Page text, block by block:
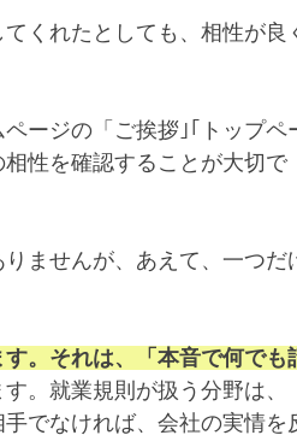
くれたとしても、相性が良
ージの「ご挨拶｣｢トップペ
性を確認することが大切で
ませんが、あえて、一つだ
。それは、「本音で何でも
。就業規則が扱う分野は、
でなければ、会社の実情を